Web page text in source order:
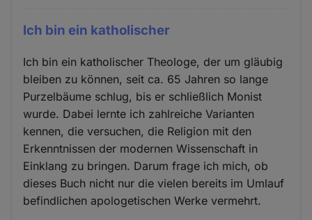
Ich bin ein katholischer
Ich bin ein katholischer Theologe, der um gläubig
bleiben zu können, seit ca. 65 Jahren so lange
Purzelbäume schlug, bis er schließlich Monist
wurde. Dabei lernte ich zahlreiche Varianten
kennen, die versuchen, die Religion mit den
Erkenntnissen der modernen Wissenschaft in
Einklang zu bringen. Darum frage ich mich, ob
dieses Buch nicht nur die vielen bereits im Umlauf
befindlichen apologetischen Werke vermehrt.